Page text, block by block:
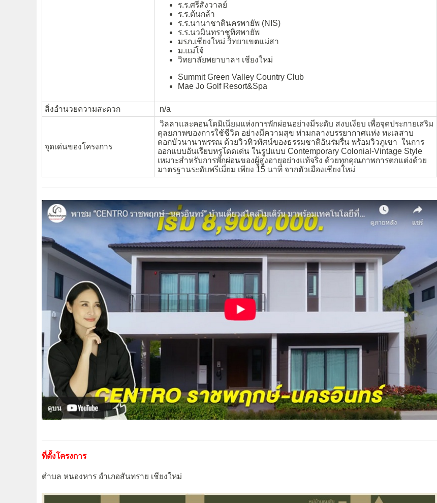
ร.ร.ศรีสังวาลย์
ร.ร.ต้นกล้า
ร.ร.นานาชาตินครพายัพ (NIS)
ร.ร.นวมินทราชูทิศพายัพ
มรภ.เชียงใหม่ วิทยาเขตแม่สา
ม.แม่โจ้
วิทยาลัยพยาบาลฯ เชียงใหม่
Summit Green Valley Country Club
Mae Jo Golf Resort&Spa
สิ่งอำนวยความสะดวก n/a
จุดเด่นของโครงการ
วิลลาและคอนโดมิเนียมแห่งการพักผ่อนอย่างมีระดับ สงบเงียบ เพื่อจุดประกายเสริม
ดุลยภาพของการใช้ชีวิต อย่างมีความสุข ท่ามกลางบรรยากาศแห่ง ทะเลสาบ
ดอกบัวนานาพรรณ ด้วยวิวทิวทัศน์ของธรรมชาติอันร่มรื่น พร้อมวิวภูเขา ในการ
ออกแบบอันเรียบหรูโดดเด่น ในรูปแบบ Contemporary Colonial-Vintage Style
เหมาะสำหรับการพักผ่อนของผู้สูงอายุอย่างแท้จริง ด้วยทุกคุณภาพการตกแต่งด้วย
มาตรฐานระดับพรีเมี่ยม เพียง 15 นาที จากตัวเมืองเชียงใหม่
ที่ตั้งโครงการ
ตำบล หนองหาร อำเภอสันทราย เชียงใหม่